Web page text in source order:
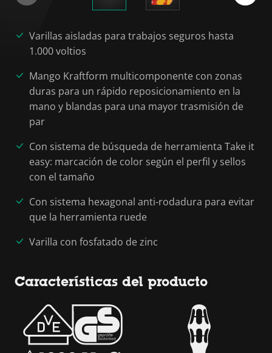
Varillas aisladas para trabajos seguros hasta
1.000 voltios
Mango Kraftform multicomponente con zonas
duras para un rápido reposicionamiento en la
mano y blandas para una mayor trasmisión de
par
Con sistema de búsqueda de herramienta Take it
easy: marcación de color según el perfil y sellos
con el tamaño
Con sistema hexagonal anti-rodadura para evitar
que la herramienta ruede
Varilla con fosfatado de zinc
Características del producto